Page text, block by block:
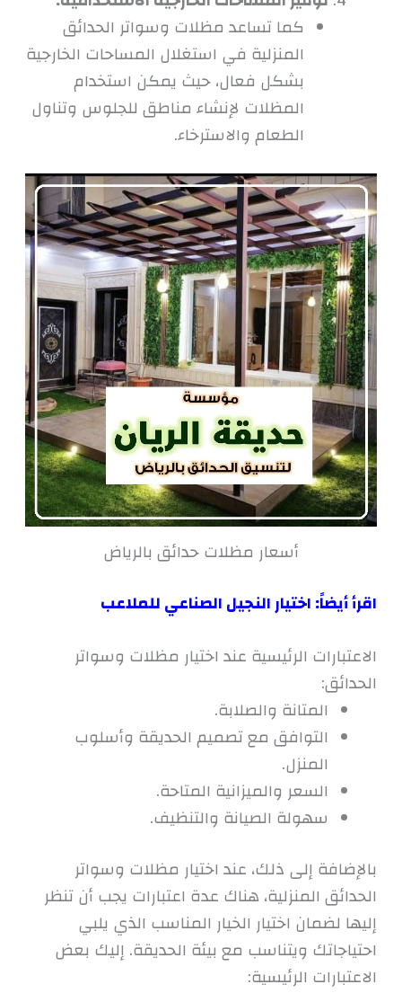
كما تساعد مظلات وسواتر الحدائق
المنزلية في استغلال المساحات الخارجية
بشكل فعال، حيث يمكن استخدام
المظلات لإنشاء مناطق للجلوس وتناول
الطعام والاسترخاء.
أسعار مظلات حدائق بالرياض
اقرأ أيضاً:اختيار النجيل الصناعي للملاعب
الاعتبارات الرئيسية عند اختيار مظلات وسواتر
الحدائق:
المتانة والصلابة.
التوافق مع تصميم الحديقة وأسلوب
المنزل.
السعر والميزانية المتاحة.
سهولة الصيانة والتنظيف.
بالإضافة إلى ذلك، عند اختيار مظلات وسواتر
الحدائق المنزلية، هناك عدة اعتبارات يجب أن تنظر
إليها لضمان اختيار الخيار المناسب الذي يلبي
احتياجاتك ويتناسب مع بيئة الحديقة. إليك بعض
الاعتبارات الرئيسية: